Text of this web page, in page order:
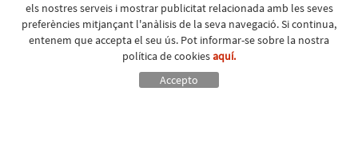
els nostres serveis i mostrar publicitat relacionada amb les seves
preferències mitjançant l'anàlisis de la seva navegació. Si continua,
entenem que accepta el seu ús. Pot informar-se sobre la nostra
política de cookiesaquí.
Accepto